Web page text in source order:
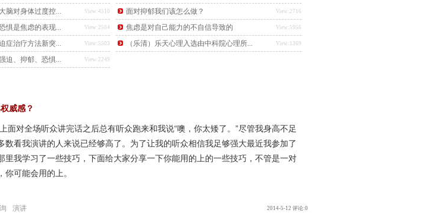
View:4510
脑对身体过度控... View:2716
面对抑郁我们该怎么做？
View:2504
惧是焦虑的表现... View:5956
焦虑是对自己能力的不自信导致的
View:5503
症治疗方法新突... View:1369
（乐清）乐天心理入选由中科院心理所...
View:2249
迫、抑郁、恐惧...
威感？
对全场听众讲完话之后总有听众跑来和我说“噢，你太矮了。”尽管我身高不足
数看我演讲的人来说已经够高了。为了让我的听众相信我足够强大最近我参加了
里我学习了一些技巧，下面给大家分享一下你能用的上的一些技巧，不管是一对
可能会用的上。
2014-5-12 评论:0
演讲